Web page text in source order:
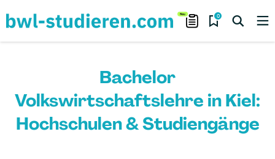
0
Bachelor
Volkswirtschaftslehre in Kiel:
Hochschulen & Studiengänge